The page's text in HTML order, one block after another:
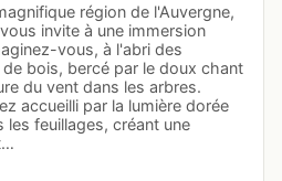
région de l'Auvergne,
invite à une immersion
vous, à l'abri des
bois, bercé par le doux chant
du vent dans les arbres.
accueilli par la lumière dorée
feuillages, créant une